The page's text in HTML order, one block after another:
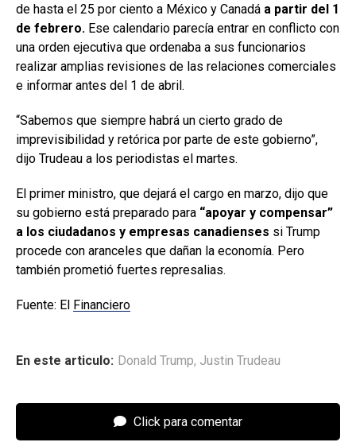
de hasta el 25 por ciento a México y Canadá a partir del 1
de febrero. Ese calendario parecía entrar en conflicto con
una orden ejecutiva que ordenaba a sus funcionarios
realizar amplias revisiones de las relaciones comerciales
e informar antes del 1 de abril.
“Sabemos que siempre habrá un cierto grado de
imprevisibilidad y retórica por parte de este gobierno”,
dijo Trudeau a los periodistas el martes.
El primer ministro, que dejará el cargo en marzo, dijo que
su gobierno está preparado para “apoyar y compensar”
a los ciudadanos y empresas canadienses si Trump
procede con aranceles que dañan la economía. Pero
también prometió fuertes represalias.
Fuente: El Financiero
En este articulo: Donald Trump, Justin Trudeau
Click para comentar